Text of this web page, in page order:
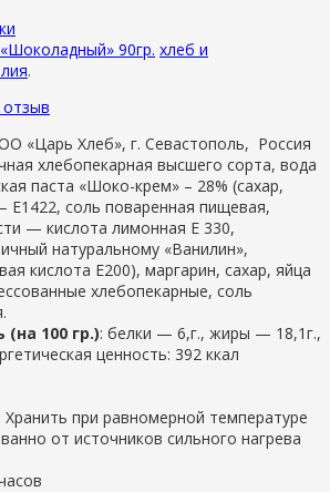
90гр. хлеб и
.
«Царь Хлеб», г. Севастополь, Россия
хлебопекарная высшего сорта, вода
паста «Шоко-крем» – 28% (сахар,
Е1422, соль поваренная пищевая,
— кислота лимонная Е 330,
натуральному «Ванилин»,
кислота Е200), маргарин, сахар, яйца
хлебопекарные, соль
100 гр.): белки — 6,г., жиры — 18,1г.,
ценность: 392 ккал
Хранить при равномерной температуре
от источников сильного нагрева